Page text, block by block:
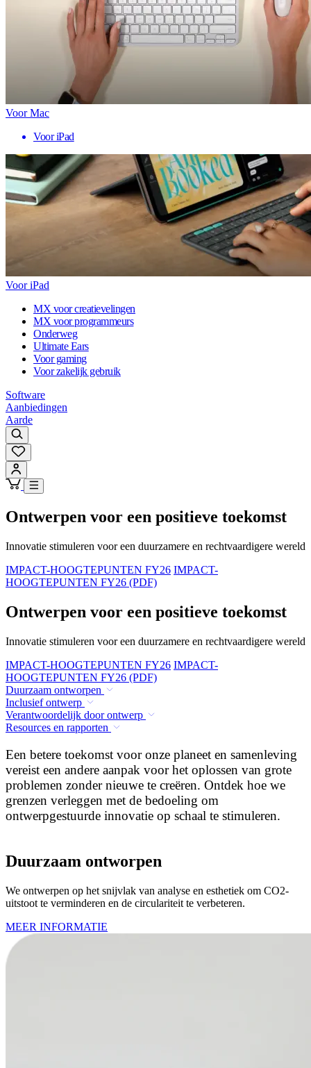
Voor Mac
Voor iPad
Voor iPad
MX voor creatievelingen
MX voor programmeurs
Onderweg
Ultimate Ears
Voor gaming
Voor zakelijk gebruik
Software
Aanbiedingen
Aarde
Ontwerpen voor een positieve toekomst
Innovatie stimuleren voor een duurzamere en rechtvaardigere wereld
IMPACT-HOOGTEPUNTEN FY26 IMPACT-
HOOGTEPUNTEN FY26 (PDF)
Ontwerpen voor een positieve toekomst
Innovatie stimuleren voor een duurzamere en rechtvaardigere wereld
IMPACT-HOOGTEPUNTEN FY26 IMPACT-
HOOGTEPUNTEN FY26 (PDF)
Duurzaam ontworpen
Inclusief ontwerp
Verantwoordelijk door ontwerp
Resources en rapporten
Een betere toekomst voor onze planeet en samenleving
vereist een andere aanpak voor het oplossen van grote
problemen zonder nieuwe te creëren. Ontdek hoe we
grenzen verleggen met de bedoeling om
ontwerpgestuurde innovatie op schaal te stimuleren.
Duurzaam ontworpen
We ontwerpen op het snijvlak van analyse en esthetiek om CO2-
uitstoot te verminderen en de circulariteit te verbeteren.
MEER INFORMATIE